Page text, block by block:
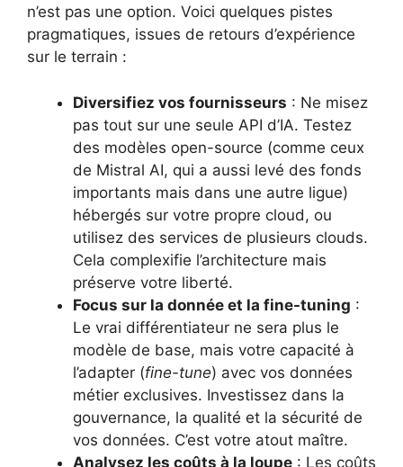
n’est pas une option. Voici quelques pistes
pragmatiques, issues de retours d’expérience
sur le terrain :
Diversifiez vos fournisseurs : Ne misez
pas tout sur une seule API d’IA. Testez
des modèles open-source (comme ceux
de Mistral AI, qui a aussi levé des fonds
importants mais dans une autre ligue)
hébergés sur votre propre cloud, ou
utilisez des services de plusieurs clouds.
Cela complexifie l’architecture mais
préserve votre liberté.
Focus sur la donnée et la fine-tuning :
Le vrai différentiateur ne sera plus le
modèle de base, mais votre capacité à
l’adapter (fine-tune) avec vos données
métier exclusives. Investissez dans la
gouvernance, la qualité et la sécurité de
vos données. C’est votre atout maître.
Analysez les coûts à la loupe : Les coûts